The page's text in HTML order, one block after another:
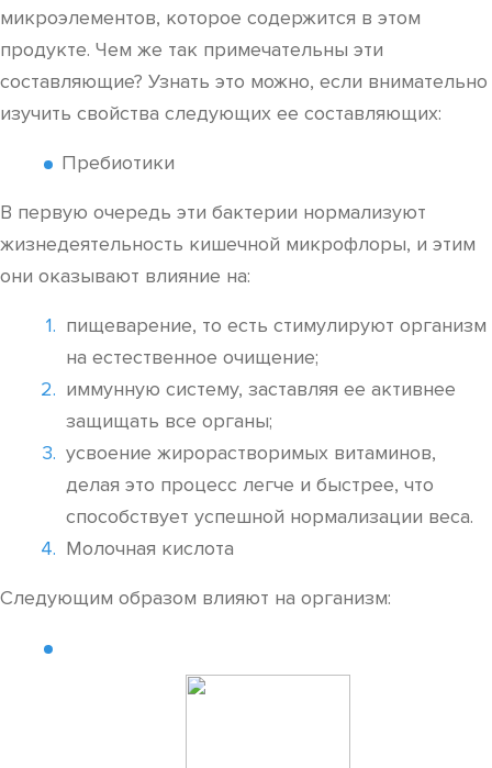
микроэлементов, которое содержится в этом
продукте. Чем же так примечательны эти
составляющие? Узнать это можно, если внимательно
изучить свойства следующих ее составляющих:
Пребиотики
В первую очередь эти бактерии нормализуют
жизнедеятельность кишечной микрофлоры, и этим
они оказывают влияние на:
пищеварение, то есть стимулируют организм
на естественное очищение;
иммунную систему, заставляя ее активнее
защищать все органы;
усвоение жирорастворимых витаминов,
делая это процесс легче и быстрее, что
способствует успешной нормализации веса.
Молочная кислота
Следующим образом влияют на организм: